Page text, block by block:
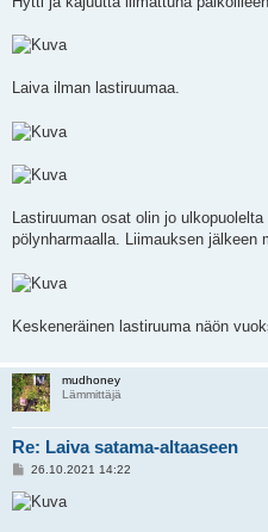
Laiva ilman lastiruumaa.
Lastiruuman osat olin jo
pölynharmaalla. Liimauksen jälkeen
Keskeneräinen lastiruuma näön
mudhoney
Lämmittäjä
Re: Laiva satama-altaaseen
V
e
s
26.10.2021 14:22